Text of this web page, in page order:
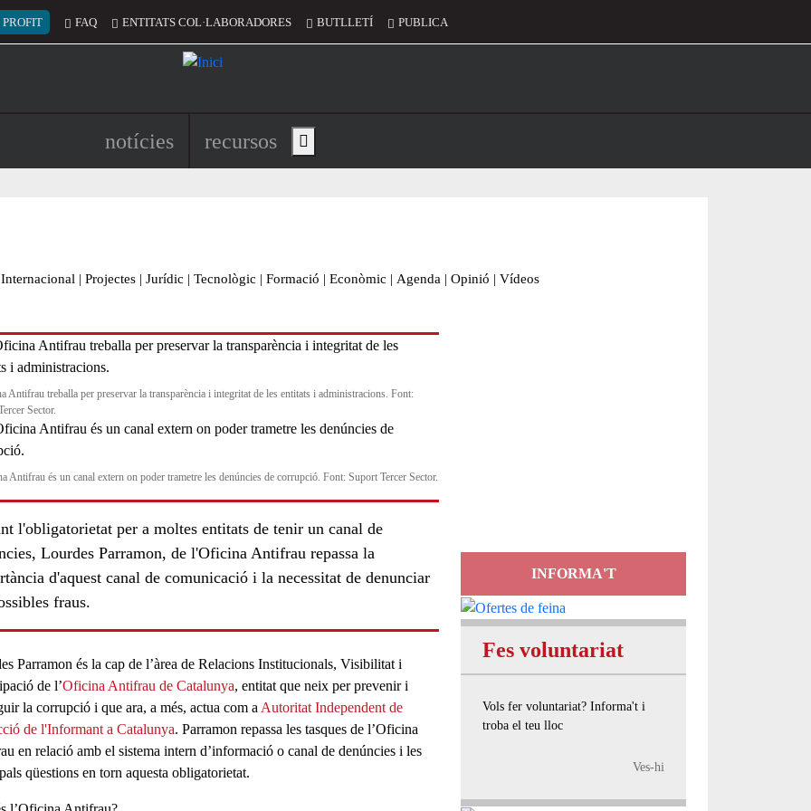
del compte d'usuari
PROFIT FAQ ENTITATS COL·LABORADORES BUTLLETÍ PUBLICA
Navegació principal de l'encapçalament
notícies recursos Show main menu
Internacional | Projectes | Jurídic | Tecnològic | Formació | Econòmic | Agenda | Opinió | Vídeos
Antifrau treballa per preservar la transparència i integritat de les entitats i administracions. Font:
Sector.
Antifrau és un canal extern on poder trametre les denúncies de corrupció. Font: Suport Tercer Sector.
l'obligatorietat per a moltes entitats de tenir un canal de
Lourdes Parramon, de l'Oficina Antifrau repassa la
d'aquest canal de comunicació i la necessitat de denunciar
fraus.
Parramon és la cap de l’àrea de Relacions Institucionals, Visibilitat i
de l’Oficina Antifrau de Catalunya, entitat que neix per prevenir i
la corrupció i que ara, a més, actua com a Autoritat Independent de
de l'Informant a Catalunya. Parramon repassa les tasques de l’Oficina
en relació amb el sistema intern d’informació o canal de denúncies i les
qüestions en torn aquesta obligatorietat.
INFORMA'T
Fes voluntariat
Vols fer voluntariat? Informa't i
troba el teu lloc
Ves-hi